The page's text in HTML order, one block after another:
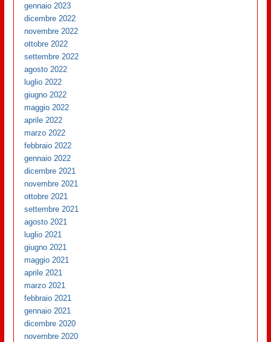
gennaio 2023
dicembre 2022
novembre 2022
ottobre 2022
settembre 2022
agosto 2022
luglio 2022
giugno 2022
maggio 2022
aprile 2022
marzo 2022
febbraio 2022
gennaio 2022
dicembre 2021
novembre 2021
ottobre 2021
settembre 2021
agosto 2021
luglio 2021
giugno 2021
maggio 2021
aprile 2021
marzo 2021
febbraio 2021
gennaio 2021
dicembre 2020
novembre 2020